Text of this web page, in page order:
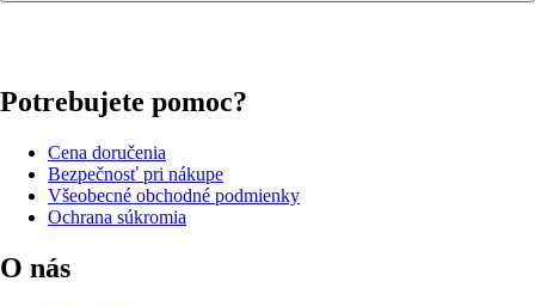
Potrebujete pomoc?
Cena doručenia
Bezpečnosť pri nákupe
Všeobecné obchodné podmienky
Ochrana súkromia
O nás